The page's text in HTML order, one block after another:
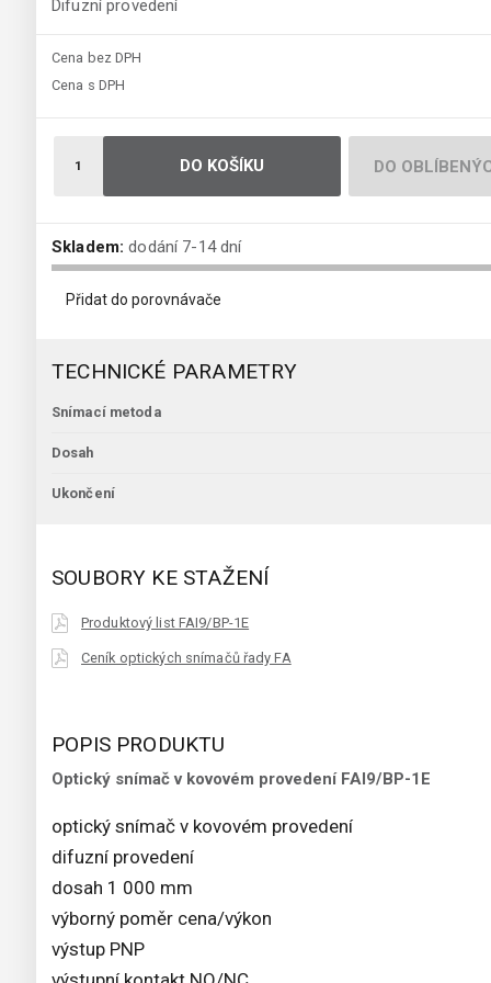
Difuzní provedení
Cena bez DPH
Cena s DPH
DO KOŠÍKU DO
Skladem: dodání 7-14 dní
Přidat do porovnávače
TECHNICKÉ PARAMETRY
Snímací metoda
Dosah
Ukončení
SOUBORY KE STAŽENÍ
Produktový list FAI9/BP-1E
Ceník optických snímačů řady FA
POPIS PRODUKTU
Optický snímač v kovovém provedení FAI9/BP-1E
optický snímač v kovovém provedení
difuzní provedení
dosah 1 000 mm
výborný poměr cena/výkon
výstup PNP